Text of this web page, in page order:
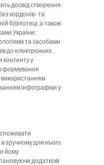
досвід створення
кордонів» та
бібліотеці, а також
України;
та засобами
до електронних
контенту у
формування
використанням
інфографіки у
зручному для нього
йому
додаткові